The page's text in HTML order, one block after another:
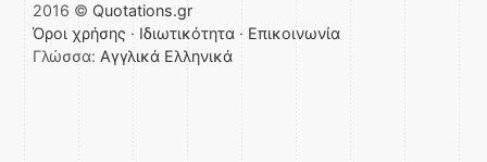
2016 © Quotations.gr
Όροι χρήσης · Ιδιωτικότητα · Επικοινωνία
Γλώσσα: Αγγλικά Ελληνικά